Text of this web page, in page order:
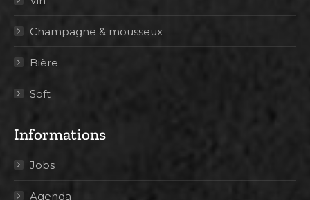
Champagne & mousseux
Bière
Soft
Informations
Jobs
Agenda